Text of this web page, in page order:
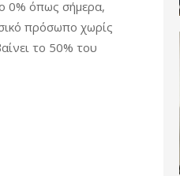
0% όπως σήμερα,
πρόσωπο χωρίς
το 50% του